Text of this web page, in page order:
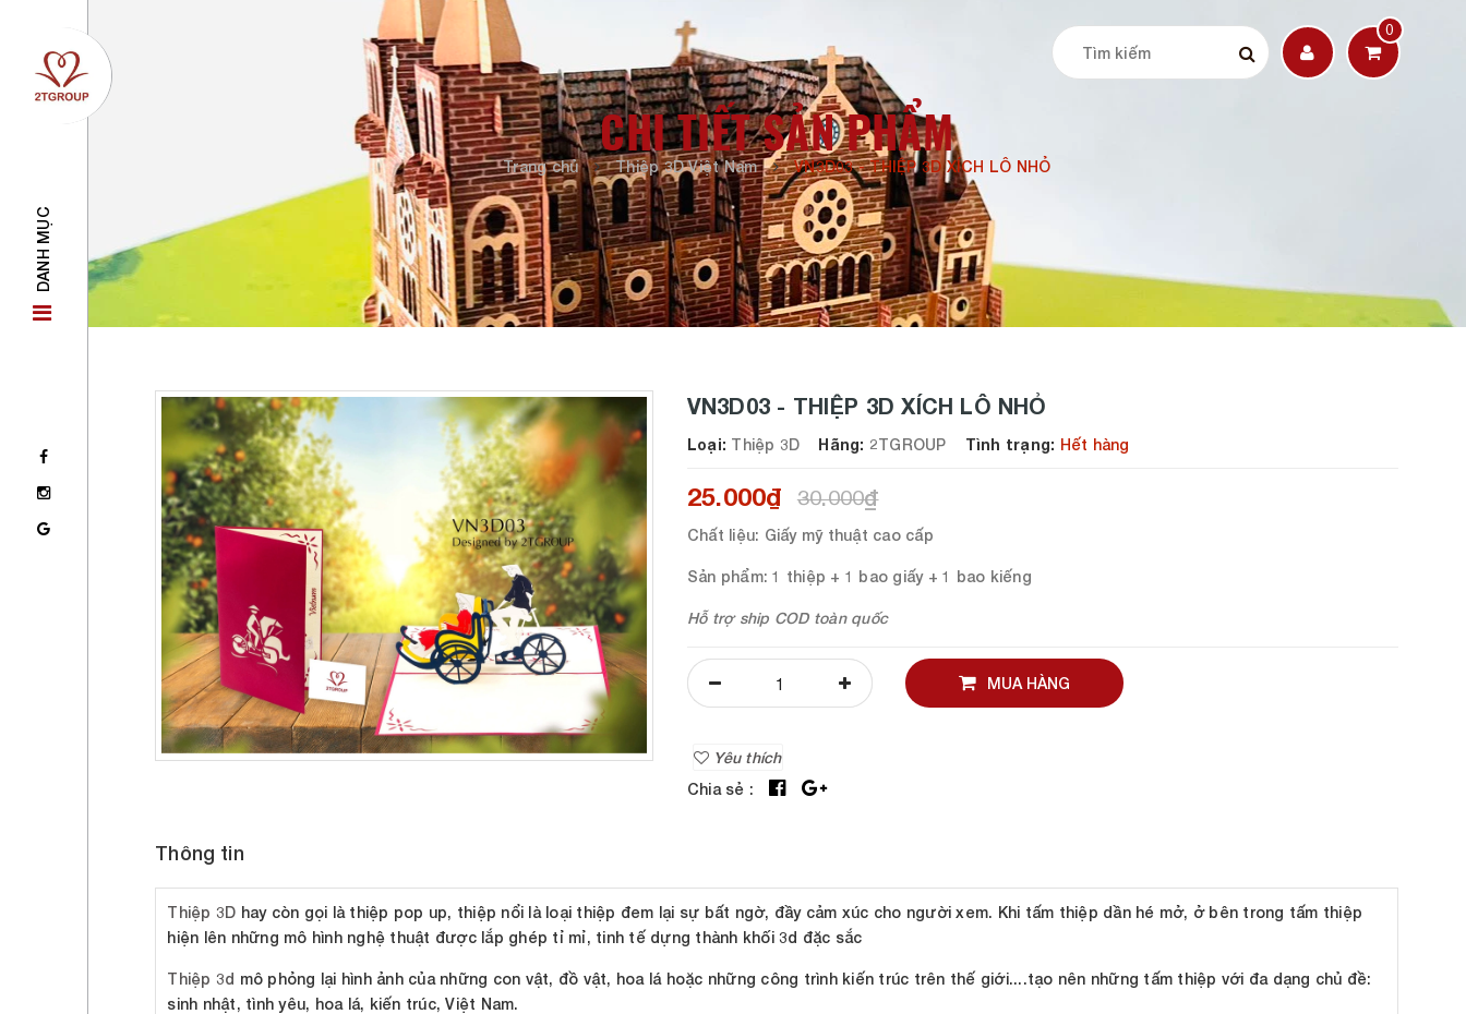
DANH MỤC
CHI TIẾT SẢN PHẨM
Trang chủ Thiệp 3D Việt Nam VN3D03 - THIỆP 3D XÍCH LÔ NHỎ
VN3D03 - THIỆP 3D XÍCH LÔ NHỎ
Loại: Thiệp 3D Hãng: 2TGROUP Tình trạng: Hết hàng
25.000₫ 30.000₫
Chất liệu: Giấy mỹ thuật cao cấp
Sản phẩm: 1 thiệp + 1 bao giấy + 1 bao kiếng
Hỗ trợ ship COD toàn quốc
MUA HÀNG
Yêu thích
Chia sẻ :
Thông tin
Thiệp 3D hay còn gọi là thiệp pop up, thiệp nổi là loại thiệp đem lại sự bất ngờ, đầy cảm xúc cho người xem. Khi tấm thiệp dần hé mở, ở bên trong tấm thiệp
hiện lên những mô hình nghệ thuật được lắp ghép tỉ mỉ, tinh tế dựng thành khối 3d đặc sắc
Thiệp 3d mô phỏng lại hình ảnh của những con vật, đồ vật, hoa lá hoặc những công trình kiến trúc trên thế giới....tạo nên những tấm thiệp với đa dạng chủ đề:
sinh nhật, tình yêu, hoa lá, kiến trúc, Việt Nam.
0